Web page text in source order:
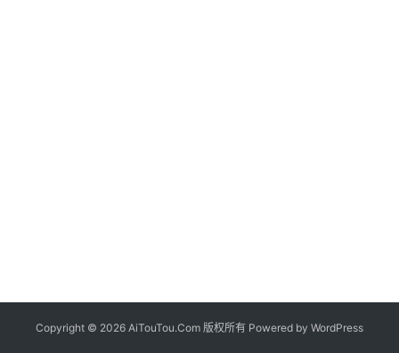
Copyright © 2026 AiTouTou.Com 版权所有 Powered by WordPress